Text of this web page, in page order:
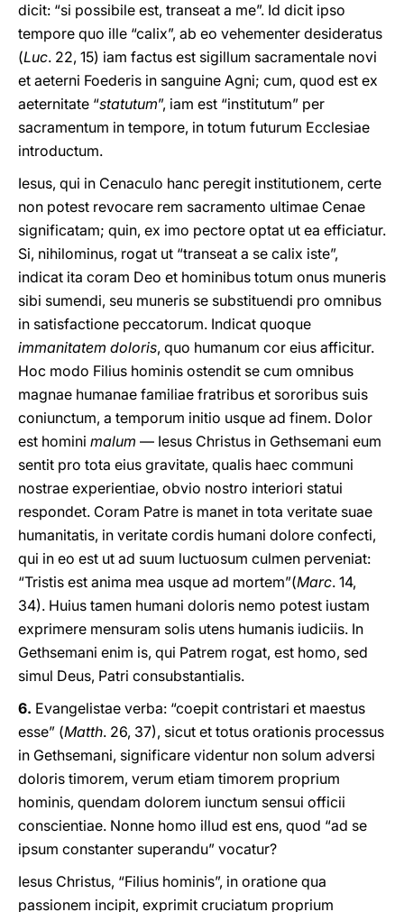
dicit: “si possibile est, transeat a me”. Id dicit ipso
tempore quo ille “calix”, ab eo vehementer desideratus
(Luc. 22, 15) iam factus est sigillum sacramentale novi
et aeterni Foederis in sanguine Agni; cum, quod est ex
aeternitate “statutum”, iam est “institutum” per
sacramentum in tempore, in totum futurum Ecclesiae
introductum.
Iesus, qui in Cenaculo hanc peregit institutionem, certe
non potest revocare rem sacramento ultimae Cenae
significatam; quin, ex imo pectore optat ut ea efficiatur.
Si, nihilominus, rogat ut “transeat a se calix iste”,
indicat ita coram Deo et hominibus totum onus muneris
sibi sumendi, seu muneris se substituendi pro omnibus
in satisfactione peccatorum. Indicat quoque
immanitatem doloris, quo humanum cor eius afficitur.
Hoc modo Filius hominis ostendit se cum omnibus
magnae humanae familiae fratribus et sororibus suis
coniunctum, a temporum initio usque ad finem. Dolor
est homini malum — Iesus Christus in Gethsemani eum
sentit pro tota eius gravitate, qualis haec communi
nostrae experientiae, obvio nostro interiori statui
respondet. Coram Patre is manet in tota veritate suae
humanitatis, in veritate cordis humani dolore confecti,
qui in eo est ut ad suum luctuosum culmen perveniat:
“Tristis est anima mea usque ad mortem”(Marc. 14,
34). Huius tamen humani doloris nemo potest iustam
exprimere mensuram solis utens humanis iudiciis. In
Gethsemani enim is, qui Patrem rogat, est homo, sed
simul Deus, Patri consubstantialis.
6. Evangelistae verba: “coepit contristari et maestus
esse” (Matth. 26, 37), sicut et totus orationis processus
in Gethsemani, significare videntur non solum adversi
doloris timorem, verum etiam timorem proprium
hominis, quendam dolorem iunctum sensui officii
conscientiae. Nonne homo illud est ens, quod “ad se
ipsum constanter superandu” vocatur?
Iesus Christus, “Filius hominis”, in oratione qua
passionem incipit, exprimit cruciatum proprium